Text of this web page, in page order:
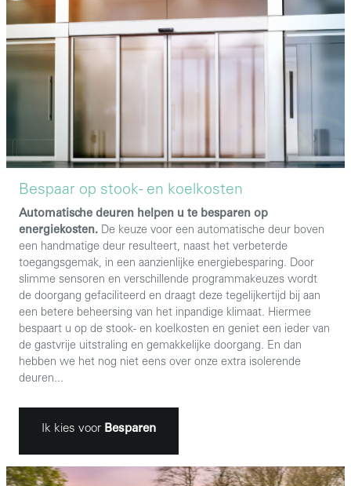
Bespaar op stook- en koelkosten
Automatische deuren helpen u te besparen op
energiekosten. De keuze voor een automatische deur boven
een handmatige deur resulteert, naast het verbeterde
toegangsgemak, in een aanzienlijke energiebesparing. Door
slimme sensoren en verschillende programmakeuzes wordt
de doorgang gefaciliteerd en draagt deze tegelijkertijd bij aan
een betere beheersing van het inpandige klimaat. Hiermee
bespaart u op de stook- en koelkosten en geniet een ieder van
de gastvrije uitstraling en gemakkelijke doorgang. En dan
hebben we het nog niet eens over onze extra isolerende
deuren...
Ik kies voor Besparen